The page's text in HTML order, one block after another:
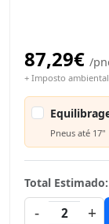
87,29€ /
+ Imposto ambiental
Pneus até 17"
Total Estimado:
-
2 +